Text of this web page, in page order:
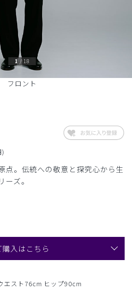
フロント
1 /18
点。伝統への敬意と探究心から生
ズ。
購入はこちら
スト76cm ヒップ90cm